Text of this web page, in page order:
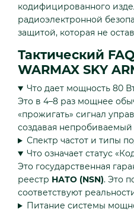
кодифицированного
радиоэлектронной
защитой, которая не
Тактический
WARMAX SKY
Что дает мощность 80
Это в 4–8 раз мощнее
«прожигать» сигнал
создавая непробиваемый
Спектр частот и типы
Что означает статус
Это государственная
реестр НАТО (NSN). Это
соответствуют
Питание системы